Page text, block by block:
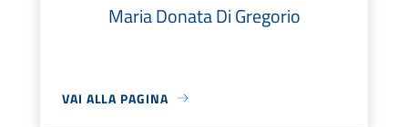
Maria Donata Di Gregorio
VAI ALLA PAGINA